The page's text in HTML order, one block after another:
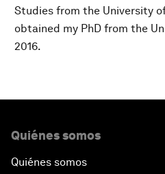
Studies from the University
obtained my PhD from the
2016.
Quiénes somos
Quiénes somos